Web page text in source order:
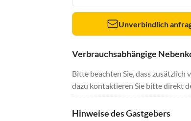
Unverbindlich
Verbrauchsabhängige
Bitte beachten Sie, dass zusätzlich
dazu kontaktieren Sie bitte direkt
Hinweise des Gastgebers